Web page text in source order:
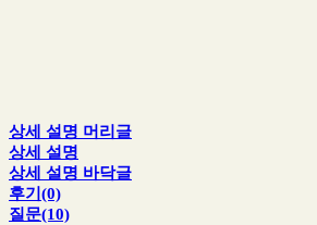
상세 설명 머리글
상세 설명
상세 설명 바닥글
후기(0)
질문(10)